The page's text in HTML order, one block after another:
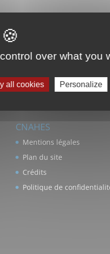
CNAHES
Mentions légales
Plan du site
Crédits
Politique de
over what you
all cookies Personalize